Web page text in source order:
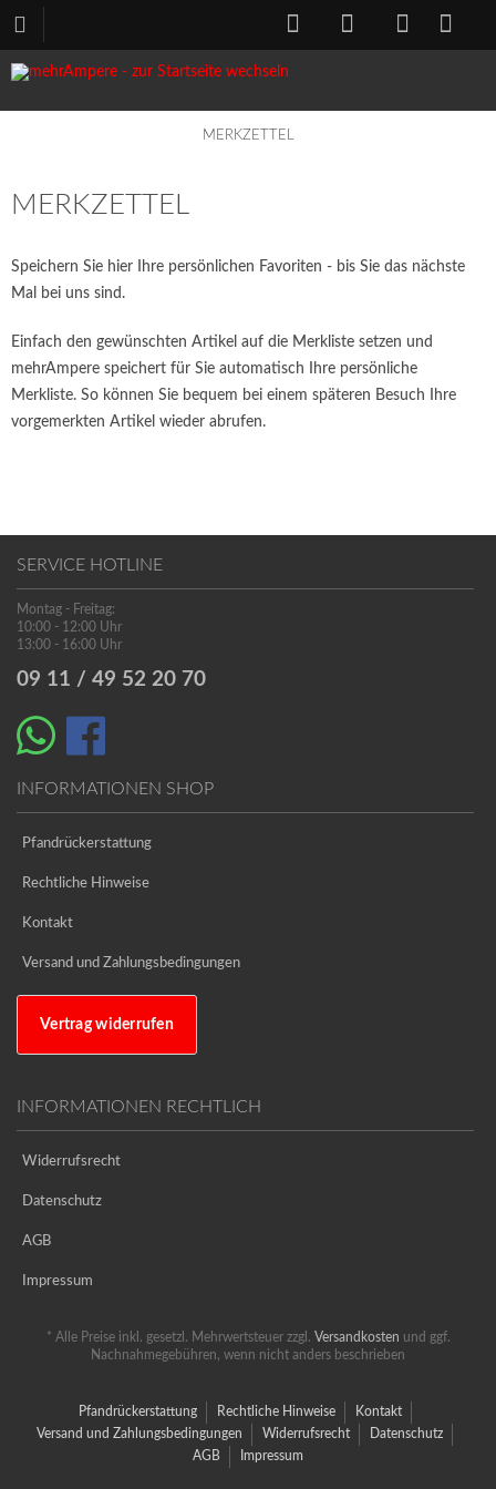
MERKZETTEL
MERKZETTEL
Speichern Sie hier Ihre persönlichen Favoriten - bis Sie das nächste
Mal bei uns sind.
Einfach den gewünschten Artikel auf die Merkliste setzen und
mehrAmpere speichert für Sie automatisch Ihre persönliche
Merkliste. So können Sie bequem bei einem späteren Besuch Ihre
vorgemerkten Artikel wieder abrufen.
SERVICE HOTLINE
Montag - Freitag:
10:00 - 12:00 Uhr
13:00 - 16:00 Uhr
09 11 / 49 52 20 70
INFORMATIONEN SHOP
Pfandrückerstattung
Rechtliche Hinweise
Kontakt
Versand und Zahlungsbedingungen
Vertrag widerrufen
INFORMATIONEN RECHTLICH
Widerrufsrecht
Datenschutz
AGB
Impressum
* Alle Preise inkl. gesetzl. Mehrwertsteuer zzgl. Versandkosten und ggf.
Nachnahmegebühren, wenn nicht anders beschrieben
Pfandrückerstattung Rechtliche Hinweise
Kontakt
Versand und Zahlungsbedingungen
Widerrufsrecht
Datenschutz
AGB
Impressum